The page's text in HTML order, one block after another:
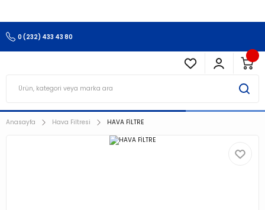
0 (232) 433 43 80
Anasayfa Hava Filtresi HAVA FİLTRE